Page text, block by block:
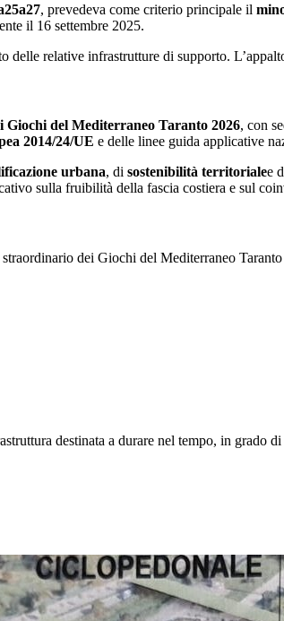
, prevedeva come criterio principale il
il 16 settembre 2025.
relative infrastrutture di supporto.
del Mediterraneo Taranto 2026, con
2014/24/UE e delle linee guida applicative
urbana, di sostenibilità territorialee
sulla fruibilità della fascia costiera e sul
dei Giochi del Mediterraneo
destinata a durare nel tempo, in grado